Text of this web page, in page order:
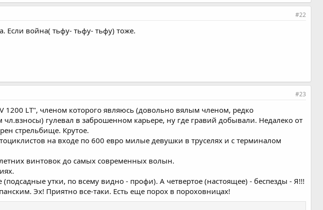
#22
Если война( тьфу- тьфу- тьфу) тоже.
#23
1200 LT", членом которого являюсь (довольно вялым членом, редко
гулевал в заброшенном карьере, ну где гравий добывали. Недалеко от
стрельбище. Крутое.
на входе по 600 евро милые девушки в труселях и с терминалом
винтовок до самых современных волын.
утки, по всему видно - профи). А четвертое (настоящее) - беспезды - Я!!!
Эх! Приятно все-таки. Есть еще порох в пороховницах!